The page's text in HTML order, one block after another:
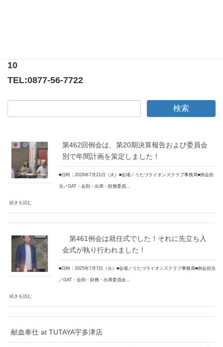
10
TEL:0877-56-7722
第462回例会は、第20期決算報告および委員会
別で年間計画を策定しました！
■日時：2026年7月21日（火）■会場／うたづライオンズクラブ事務局■例会担
当／GAT・会則・出席・財務委員…
続きを読む
第461例会は就任式でした！それに先立ち入
会式が執り行われました！
■日時：2025年7月7日（火）■会場／うたづライオンズクラブ事務局■例会担当
／GAT・会則・財務・出席委員会…
続きを読む
献血奉仕 at TUTAYA宇多津店